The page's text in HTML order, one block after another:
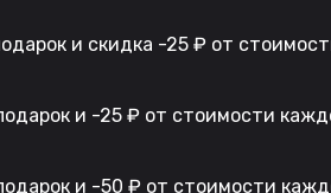
и скидка -25 ₽ от
и -25 ₽ от стоимости
и -50 ₽ от стоимости